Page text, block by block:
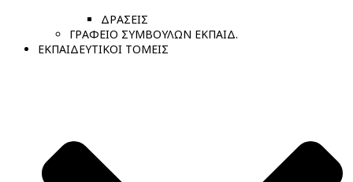
ΔΡΑΣΕΙΣ
ΓΡΑΦΕΙΟ ΣΥΜΒΟΥΛΩΝ ΕΚΠΑΙΔ.
ΕΚΠΑΙΔΕΥΤΙΚΟΙ ΤΟΜΕΙΣ